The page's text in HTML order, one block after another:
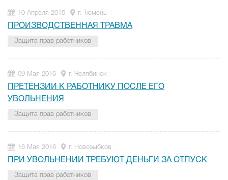
10 Апреля 2015 г. Тюмень
ПРОИЗВОДСТВЕННАЯ ТРАВМА
Защита прав работников
09 Мая 2016 г. Челябинск
ПРЕТЕНЗИИ К РАБОТНИКУ ПОСЛЕ ЕГО
УВОЛЬНЕНИЯ
Защита прав работников
16 Мая 2016 г. Новозыбков
ПРИ УВОЛЬНЕНИИ ТРЕБУЮТ ДЕНЬГИ ЗА ОТПУСК
Защита прав работников